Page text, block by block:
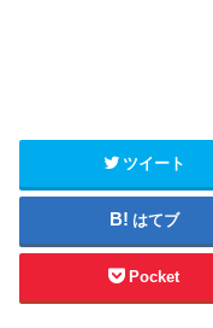
ツイート
はてブ
Pocket